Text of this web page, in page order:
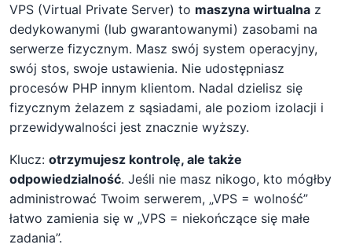
VPS (Virtual Private Server) to maszyna wirtualna z
dedykowanymi (lub gwarantowanymi) zasobami na
serwerze fizycznym. Masz swój system operacyjny,
swój stos, swoje ustawienia. Nie udostępniasz
procesów PHP innym klientom. Nadal dzielisz się
fizycznym żelazem z sąsiadami, ale poziom izolacji i
przewidywalności jest znacznie wyższy.
Klucz: otrzymujesz kontrolę, ale także
odpowiedzialność. Jeśli nie masz nikogo, kto mógłby
administrować Twoim serwerem, „VPS = wolność”
łatwo zamienia się w „VPS = niekończące się małe
zadania”.